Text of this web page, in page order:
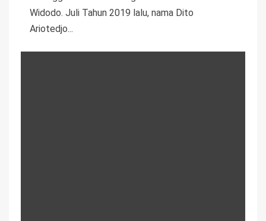
Widodo. Juli Tahun 2019 lalu, nama Dito
Ariotedjo...